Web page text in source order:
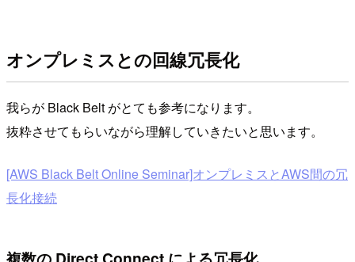
オンプレミスとの回線冗長化
我らが Black Belt がとても参考になります。
抜粋させてもらいながら理解していきたいと思います。
[AWS Black Belt Online Seminar]オンプレミスとAWS間の冗
長化接続